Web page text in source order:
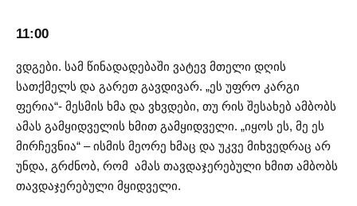
11:00
ვდგები. სამ წინადადებაში ვატევ მთელი დღის
სათქმელს და გარეთ გავდივარ. „ეს უფრო კარგი
ფერია“- მესმის ხმა და ვხვდები, თუ რის შესახებ ამბობს
ამას გამყიდველის ხმით გამყიდველი. „იყოს ეს, მე ეს
მირჩევნია“ – ისმის მეორე ხმაც და უკვე მიხვედრაც არ
უნდა, გრძნობ, რომ ამას თავდაჯერებული ხმით ამბობს
თავდაჯერებული მყიდველი.